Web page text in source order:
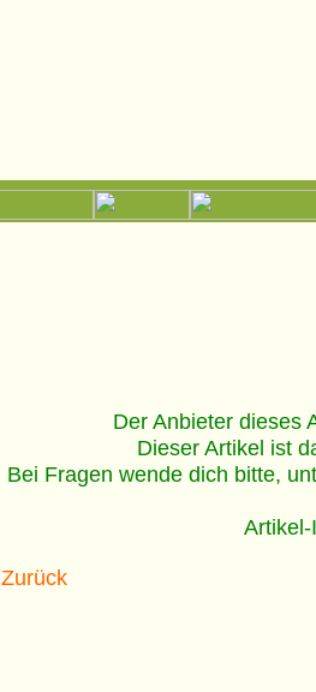
Der Anbieter dieses
Dieser Artikel ist
Bei Fragen wende dich bitte,
Zurück